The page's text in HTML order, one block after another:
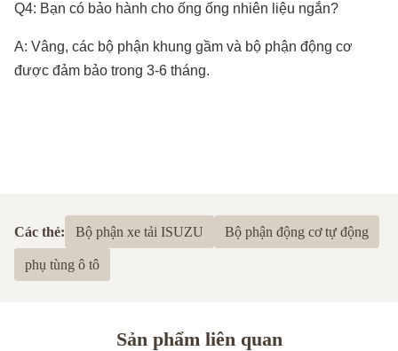
liên hệ với chúng tôi!
Q4: Bạn có bảo hành cho ống ống nhiên liệu ngắn?
A: Vâng, các bộ phận khung gầm và bộ phận động cơ
được đảm bảo trong 3-6 tháng.
Các thẻ: Bộ phận xe tải ISUZU Bộ phận động cơ tự động
phụ tùng ô tô
Sản phẩm liên quan